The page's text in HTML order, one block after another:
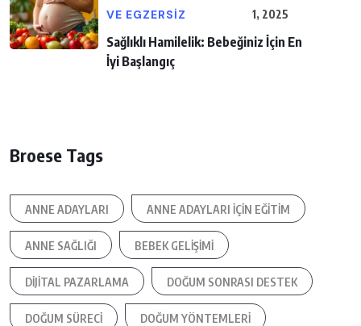
VE EGZERSIZ
1, 2025
Sağlıklı Hamilelik: Bebeğiniz İçin En
İyi Başlangıç
Broese Tags
ANNE ADAYLARI ANNE ADAYLARI IÇIN EĞITIM
ANNE SAĞLIĞI BEBEK GELIŞIMI
DIJITAL PAZARLAMA DOĞUM SONRASI DESTEK
DOĞUM SÜRECI DOĞUM YÖNTEMLERI